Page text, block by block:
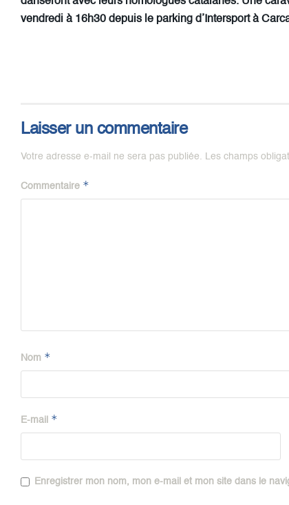
vendredi à 16h30 depuis le parking d’Intersport à
Laisser un commentaire
Votre adresse e-mail ne sera pas publiée. Les champs
Commentaire *
Nom *
E-mail *
Enregistrer mon nom, mon e-mail et mon site dans le